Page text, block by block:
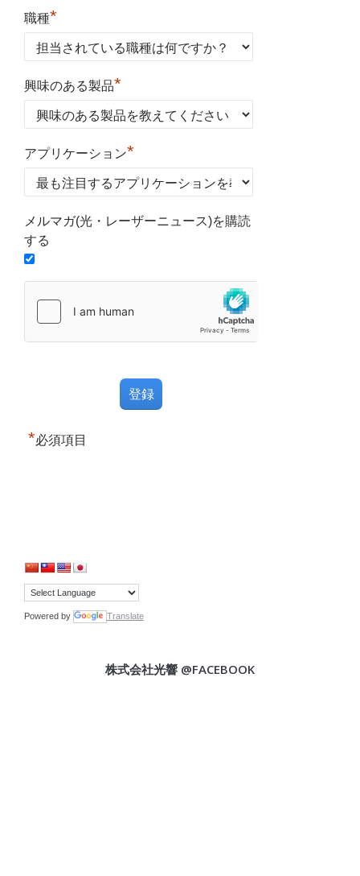
職種*
興味のある製品*
アプリケーション*
メルマガ(光・レーザーニュース)を購読
する
*必須項目
Powered by Translate
株式会社光響 @FACEBOOK